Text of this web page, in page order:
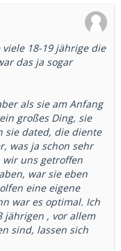
18-19 jährige die
das ja sogar
als sie am Anfang
großes Ding, sie
sie dated, die diente
was ja schon sehr
uns getroffen
war sie eben
eine eigene
war es optimal. Ich
jährigen , vor allem
sind, lassen sich